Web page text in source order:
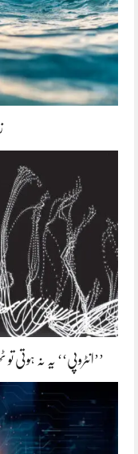
’’انٹروپی‘‘ یہ نہ ہوتی